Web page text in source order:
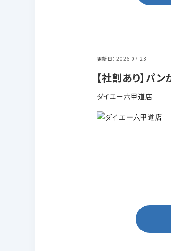
更新日 2026-07-23
【社割あり】パ
ダイエー六甲道店